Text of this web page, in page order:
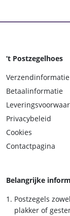
‘t Postzegelhoes
Verzendinformatie
Betaalinformatie
Privacybeleid
Cookies
Contactpagina
Belangrijke
Postzegels
plakker of